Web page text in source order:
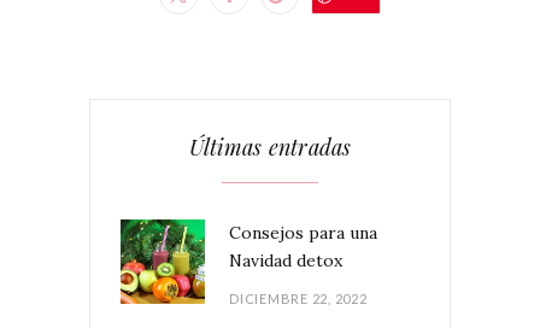
Últimas entradas
Consejos para una
Navidad detox
DICIEMBRE 22, 2022